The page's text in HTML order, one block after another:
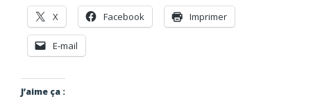
X Facebook Imprimer
E-mail
J’aime ça :